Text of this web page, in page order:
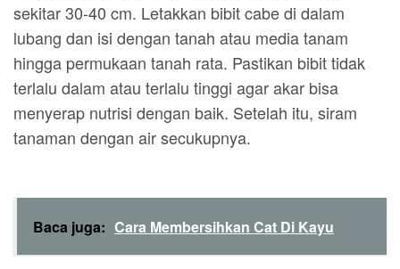
sekitar 30-40 cm. Letakkan bibit cabe di dalam
lubang dan isi dengan tanah atau media tanam
hingga permukaan tanah rata. Pastikan bibit tidak
terlalu dalam atau terlalu tinggi agar akar bisa
menyerap nutrisi dengan baik. Setelah itu, siram
tanaman dengan air secukupnya.
Baca juga: Cara Membersihkan Cat Di Kayu